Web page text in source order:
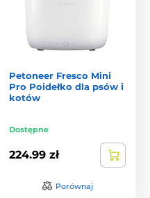
Petoneer Fresco Mini
Pro Poidełko dla psów i
kotów
Dostępne
224.99 zł
Porównaj